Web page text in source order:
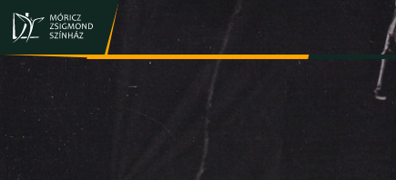
JEGY- ÉS BÉRLETVÁSÁRLÁS ELŐADÁSOK